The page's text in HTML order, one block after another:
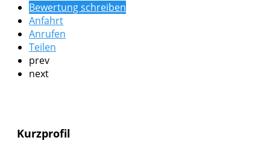
Bewertung schreiben
Anfahrt
Anrufen
Teilen
prev
next
Kurzprofil